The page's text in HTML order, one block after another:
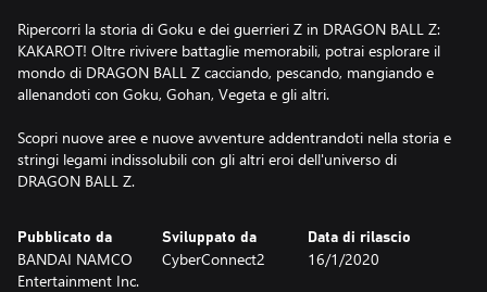
Ripercorri la storia di Goku e dei guerrieri Z in DRAGON BALL Z:
KAKAROT! Oltre rivivere battaglie memorabili, potrai esplorare il
mondo di DRAGON BALL Z cacciando, pescando, mangiando e
allenandoti con Goku, Gohan, Vegeta e gli altri.
Scopri nuove aree e nuove avventure addentrandoti nella storia e
stringi legami indissolubili con gli altri eroi dell'universo di
DRAGON BALL Z.
Pubblicato da
BANDAI NAMCO
Entertainment Inc.
Sviluppato da
CyberConnect2
Data di rilascio
16/1/2020